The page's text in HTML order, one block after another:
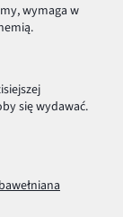
wymaga w
się wydawać.